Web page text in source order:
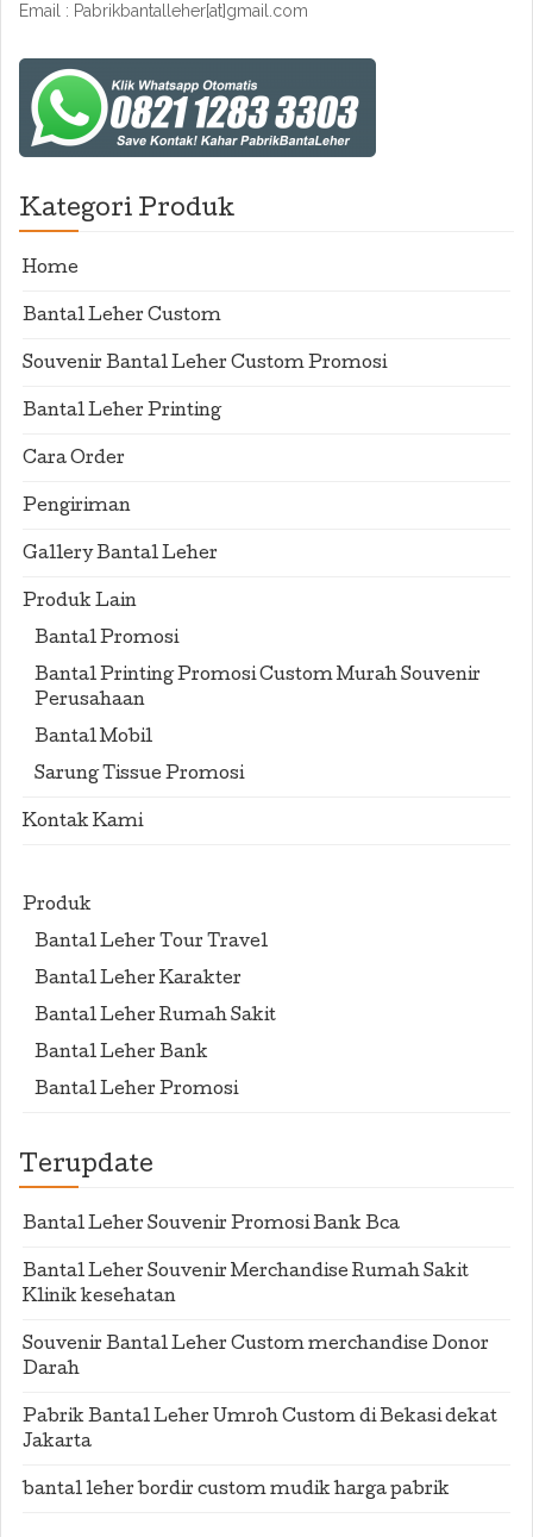
Email : Pabrikbantalleher[at]gmail.com
Kategori Produk
Home
Bantal Leher Custom
Souvenir Bantal Leher Custom Promosi
Bantal Leher Printing
Cara Order
Pengiriman
Gallery Bantal Leher
Produk Lain
Bantal Promosi
Bantal Printing Promosi Custom Murah Souvenir
Perusahaan
Bantal Mobil
Sarung Tissue Promosi
Kontak Kami
Produk
Bantal Leher Tour Travel
Bantal Leher Karakter
Bantal Leher Rumah Sakit
Bantal Leher Bank
Bantal Leher Promosi
Terupdate
Bantal Leher Souvenir Promosi Bank Bca
Bantal Leher Souvenir Merchandise Rumah Sakit
Klinik kesehatan
Souvenir Bantal Leher Custom merchandise Donor
Darah
Pabrik Bantal Leher Umroh Custom di Bekasi dekat
Jakarta
bantal leher bordir custom mudik harga pabrik